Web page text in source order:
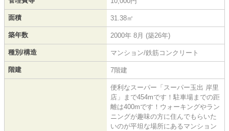
面積 31.38㎡
築年数 2000年 8月 (築26年)
種別/構造 マンション/鉄筋コンクリート
階建 7階建
便利なスーパー「スーパー玉出 岸里
店」まで454mです！駐車場までの距
離は400mです！ウォーキングやラン
ニングが趣味の方に住んでもらいた
いのが平坦な場所にあるマンション